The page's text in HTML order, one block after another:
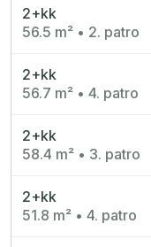
2+kk
56.5 m² • 2. patro
2+kk
56.7 m² • 4. patro
2+kk
58.4 m² • 3. patro
2+kk
51.8 m² • 4. patro